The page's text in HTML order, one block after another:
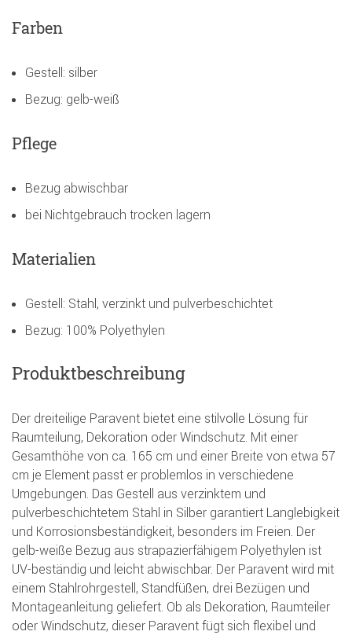
Farben
Gestell: silber
Bezug: gelb-weiß
Pflege
Bezug abwischbar
bei Nichtgebrauch trocken lagern
Materialien
Gestell: Stahl, verzinkt und pulverbeschichtet
Bezug: 100% Polyethylen
Produktbeschreibung
Der dreiteilige Paravent bietet eine stilvolle Lösung für
Raumteilung, Dekoration oder Windschutz. Mit einer
Gesamthöhe von ca. 165 cm und einer Breite von etwa 57
cm je Element passt er problemlos in verschiedene
Umgebungen. Das Gestell aus verzinktem und
pulverbeschichtetem Stahl in Silber garantiert Langlebigkeit
und Korrosionsbeständigkeit, besonders im Freien. Der
gelb-weiße Bezug aus strapazierfähigem Polyethylen ist
UV-beständig und leicht abwischbar. Der Paravent wird mit
einem Stahlrohrgestell, Standfüßen, drei Bezügen und
Montageanleitung geliefert. Ob als Dekoration, Raumteiler
oder Windschutz, dieser Paravent fügt sich flexibel und